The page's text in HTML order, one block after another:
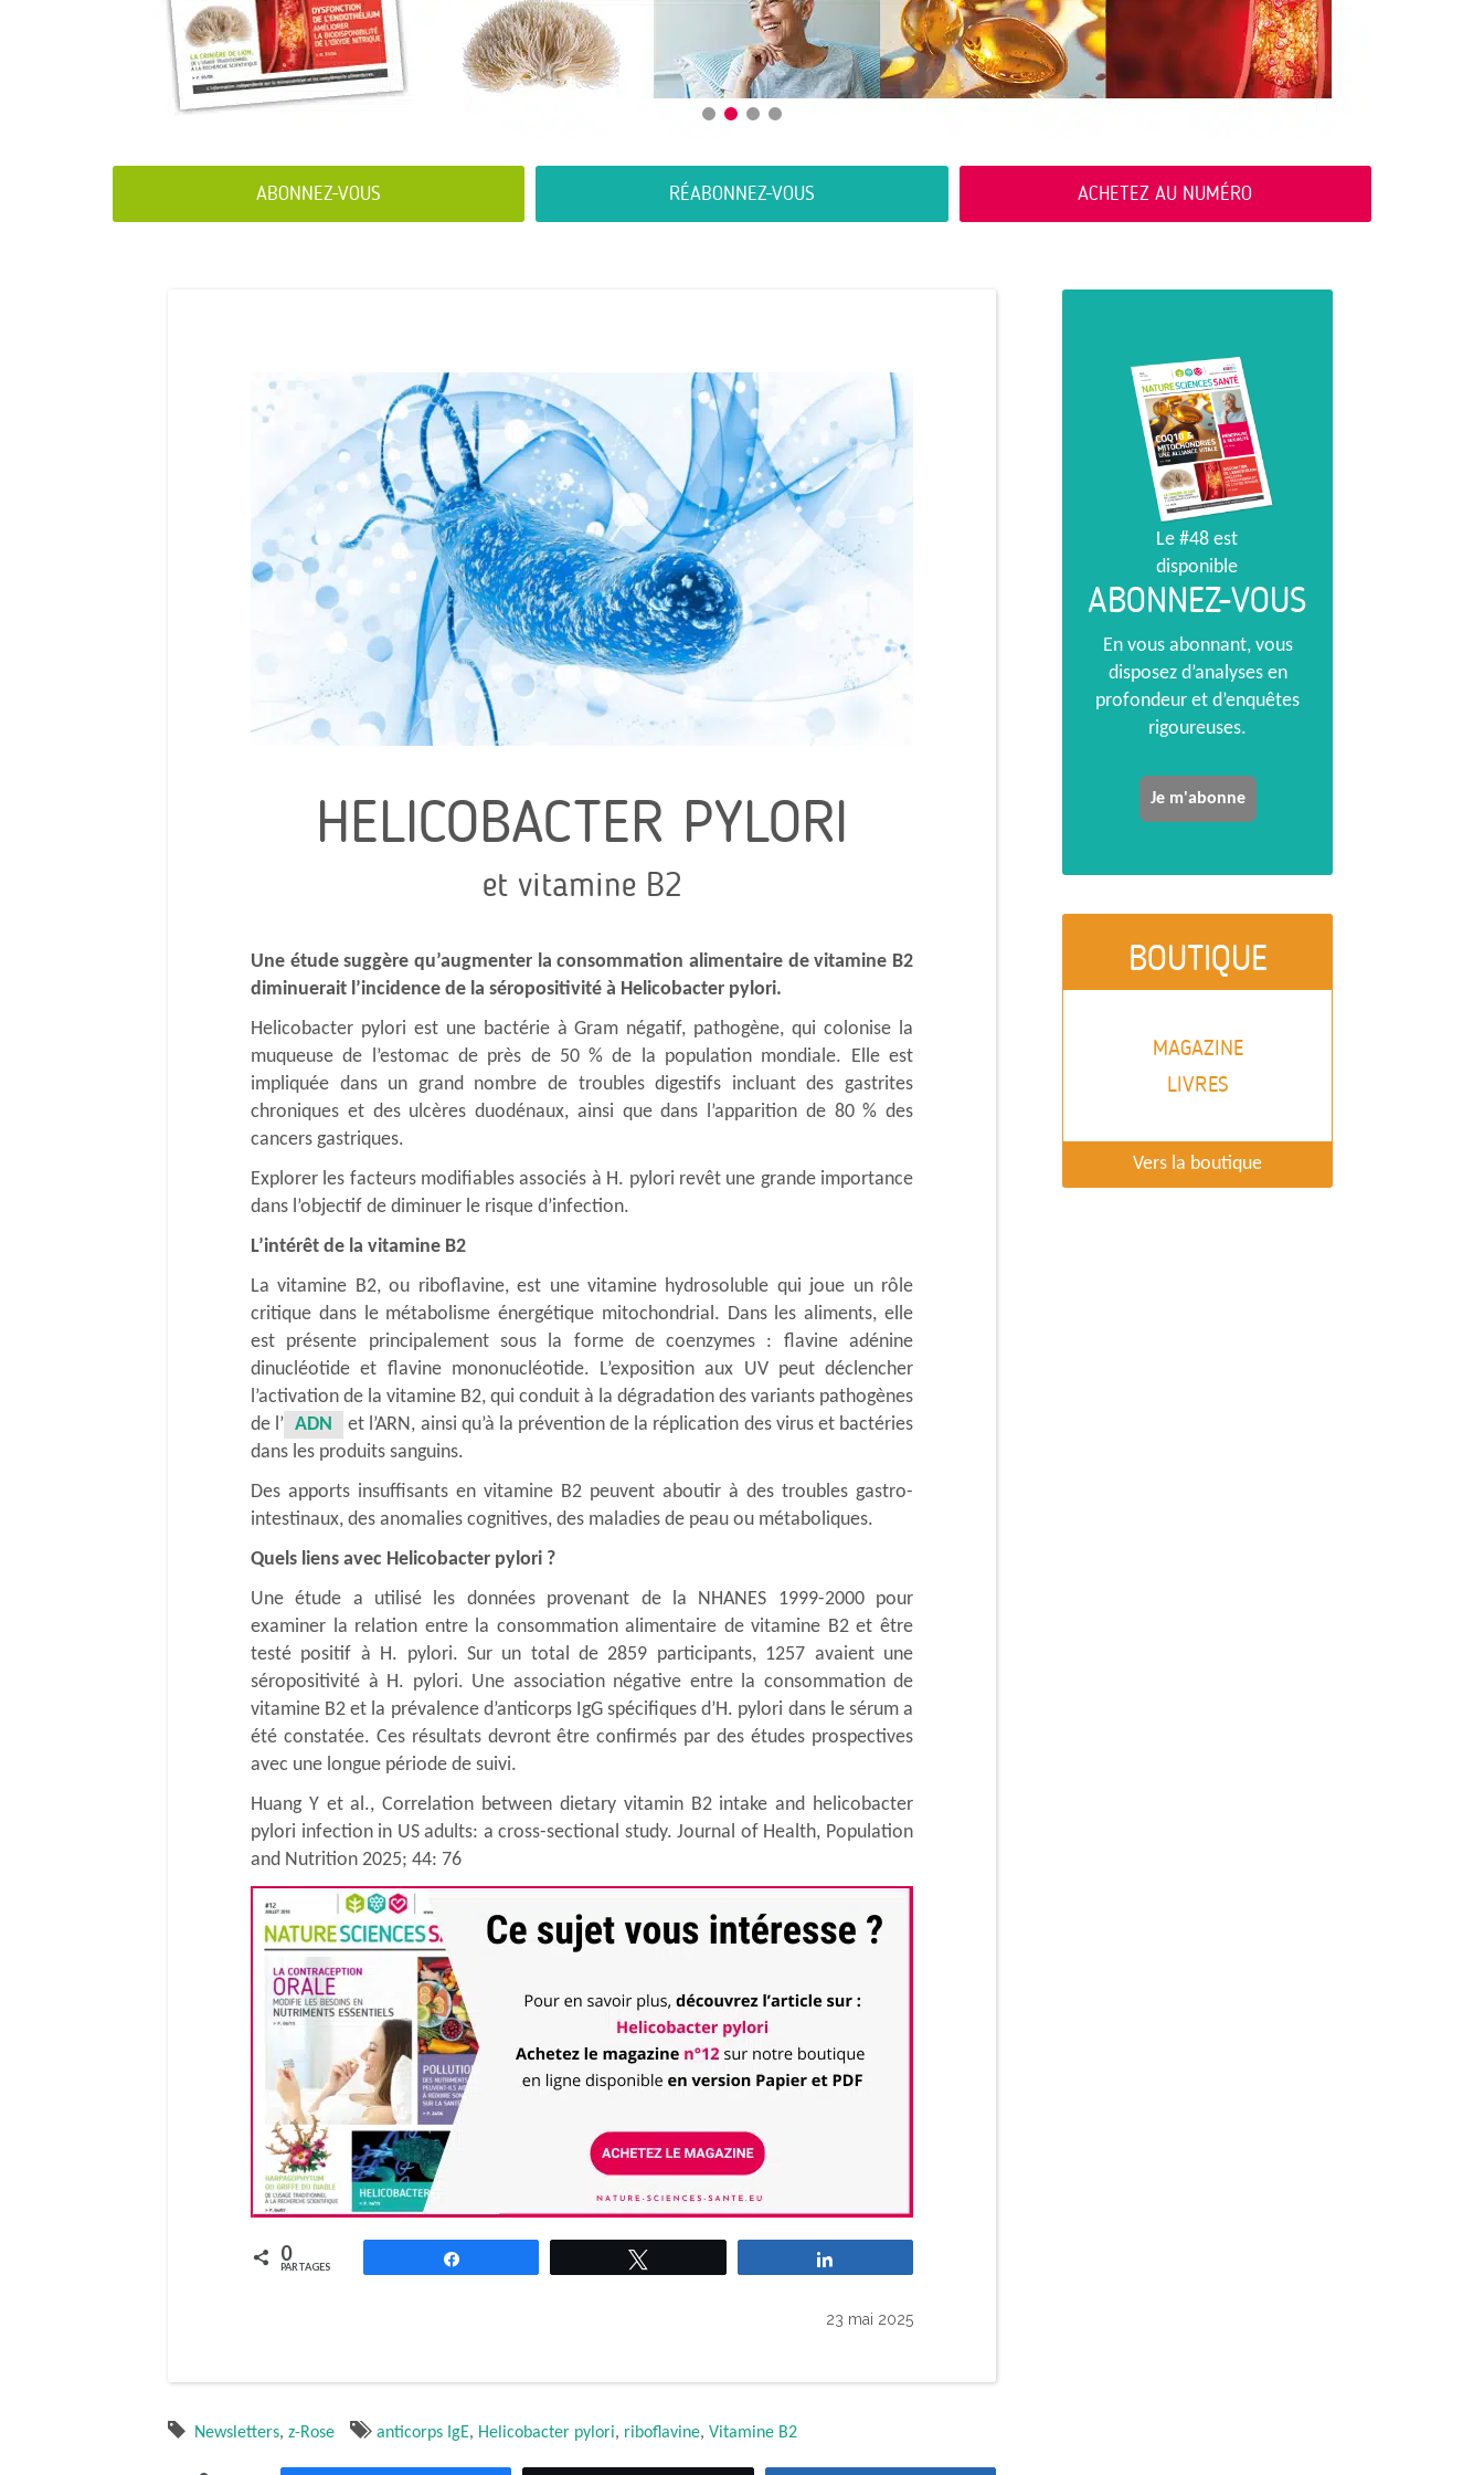
ABONNEZ-VOUS RÉABONNEZ-VOUS ACHETEZ AU NUMÉRO
HELICOBACTER PYLORI
et vitamine B2
Une étude suggère qu’augmenter la consommation alimentaire de vitamine B2
diminuerait l’incidence de la séropositivité à Helicobacter pylori.
Helicobacter pylori est une bactérie à Gram négatif, pathogène, qui colonise la
muqueuse de l’estomac de près de 50 % de la population mondiale. Elle est
impliquée dans un grand nombre de troubles digestifs incluant des gastrites
chroniques et des ulcères duodénaux, ainsi que dans l’apparition de 80 % des
cancers gastriques.
Explorer les facteurs modifiables associés à H. pylori revêt une grande importance
dans l’objectif de diminuer le risque d’infection.
L’intérêt de la vitamine B2
La vitamine B2, ou riboflavine, est une vitamine hydrosoluble qui joue un rôle
critique dans le métabolisme énergétique mitochondrial. Dans les aliments, elle
est présente principalement sous la forme de coenzymes : flavine adénine
dinucléotide et flavine mononucléotide. L’exposition aux UV peut déclencher
l’activation de la vitamine B2, qui conduit à la dégradation des variants pathogènes
de l’ ADN
et l’ARN, ainsi qu’à la prévention de la réplication des virus et bactéries
dans les produits sanguins.
Des apports insuffisants en vitamine B2 peuvent aboutir à des troubles gastro-
intestinaux, des anomalies cognitives, des maladies de peau ou métaboliques.
Quels liens avec Helicobacter pylori ?
Une étude a utilisé les données provenant de la NHANES 1999-2000 pour
examiner la relation entre la consommation alimentaire de vitamine B2 et être
testé positif à H. pylori. Sur un total de 2859 participants, 1257 avaient une
séropositivité à H. pylori. Une association négative entre la consommation de
vitamine B2 et la prévalence d’anticorps IgG spécifiques d’H. pylori dans le sérum a
été constatée. Ces résultats devront être confirmés par des études prospectives
avec une longue période de suivi.
Huang Y et al., Correlation between dietary vitamin B2 intake and helicobacter
pylori infection in US adults: a cross-sectional study. Journal of Health, Population
and Nutrition 2025; 44: 76
0
PARTAGES
23 mai 2025
Newsletters, z-Rose anticorps IgE, Helicobacter pylori, riboflavine, Vitamine B2
Le #48 est
disponible
ABONNEZ-VOUS
En vous abonnant, vous
disposez d’analyses en
profondeur et d’enquêtes
rigoureuses.
Je m'abonne
BOUTIQUE
MAGAZINE
LIVRES
Vers la boutique